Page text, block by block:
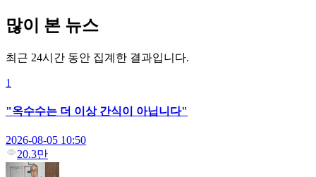
많이 본 뉴스
최근 24시간 동안 집계한 결과입니다.
1
"옥수수는 더 이상 간식이 아닙니다"
2026-08-05 10:50
20.3만